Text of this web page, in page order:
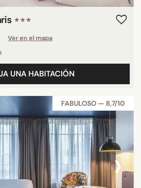
★★★
Ver en el mapa
UNA HABITACIÓN
FABULOSO — 8,7/10
›